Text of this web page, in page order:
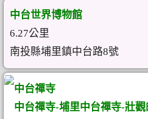
中台世界博物館
6.27公里
南投縣埔里鎮中台路8號
中台禪寺
中台禪寺-埔里中台禪寺-壯